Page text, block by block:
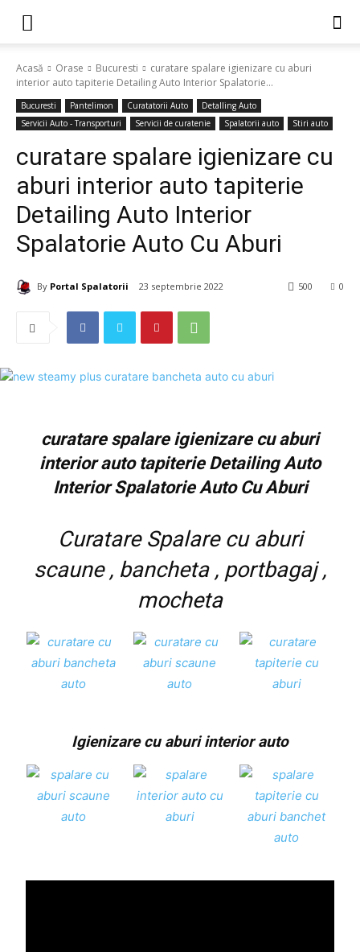
Acasă Orase Bucuresti
curatare spalare igienizare cu aburi
interior auto tapiterie Detailing Auto Interior Spalatorie...
Bucuresti Pantelimon Curatatorii Auto
Detalling Auto
Servicii Auto - Transporturi
Servicii de curatenie Spalatorii auto Stiri auto
curatare spalare igienizare cu
aburi interior auto tapiterie
Detailing Auto Interior
Spalatorie Auto Cu Aburi
By Portal Spalatorii 23 septembrie 2022 0
500
curatare spalare igienizare cu aburi
interior auto tapiterie Detailing Auto
Interior Spalatorie Auto Cu Aburi
Curatare Spalare cu aburi
scaune , bancheta , portbagaj ,
mocheta
Igienizare cu aburi interior auto